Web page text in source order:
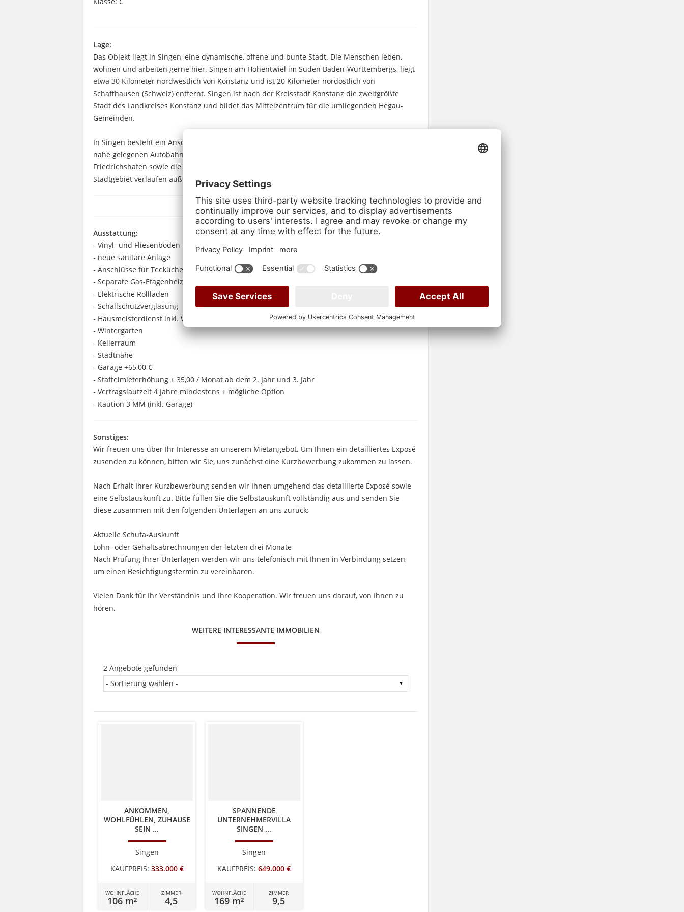
Lage:
Das Objekt liegt in Singen, eine dynamische, offene und bunte Stadt. Die Menschen leben,
wohnen und arbeiten gerne hier. Singen am Hohentwiel im Süden Baden-Württembergs, liegt
etwa 30 Kilometer nordwestlich von Konstanz und ist 20 Kilometer nordöstlich von
Schaffhausen (Schweiz) entfernt. Singen ist nach der Kreisstadt Konstanz die zweitgrößte
Stadt des Landkreises Konstanz und bildet das Mittelzentrum für die umliegenden Hegau-
Gemeinden.
In Singen besteht ein Anschluss an die Bundesautobahn 81 (Stuttgart–Schaffhausen). Am
nahe gelegenen Autobahnkreuz Hegau zweigt die Bundesautobahn 98 nach Stockach und
Friedrichshafen sowie die autobahnähnliche Schnellstraße B 33 nach Konstanz ab. Durch das
Stadtgebiet verlaufen außerdem die Bundesstraßen 34 und 314.
Ausstattung:
- Vinyl- und Fliesenböden
- neue sanitäre Anlage
- Anschlüsse für Teeküche
- Separate Gas-Etagenheizung 2024
- Elektrische Rollläden
- Schallschutzverglasung
- Hausmeisterdienst inkl. Winterdienst
- Wintergarten
- Kellerraum
- Stadtnähe
- Garage +65,00 €
- Staffelmieterhöhung + 35,00 / Monat ab dem 2. Jahr und 3. Jahr
- Vertragslaufzeit 4 Jahre mindestens + mögliche Option
- Kaution 3 MM (inkl. Garage)
Sonstiges:
Wir freuen uns über Ihr Interesse an unserem Mietangebot. Um Ihnen ein detailliertes Exposé
zusenden zu können, bitten wir Sie, uns zunächst eine Kurzbewerbung zukommen zu lassen.
Nach Erhalt Ihrer Kurzbewerbung senden wir Ihnen umgehend das detaillierte Exposé sowie
eine Selbstauskunft zu. Bitte füllen Sie die Selbstauskunft vollständig aus und senden Sie
diese zusammen mit den folgenden Unterlagen an uns zurück:
Aktuelle Schufa-Auskunft
Lohn- oder Gehaltsabrechnungen der letzten drei Monate
Nach Prüfung Ihrer Unterlagen werden wir uns telefonisch mit Ihnen in Verbindung setzen,
um einen Besichtigungstermin zu vereinbaren.
Vielen Dank für Ihr Verständnis und Ihre Kooperation. Wir freuen uns darauf, von Ihnen zu
hören.
WEITERE INTERESSANTE IMMOBILIEN
2 Angebote gefunden
ANKOMMEN,
WOHLFÜHLEN, ZUHAUSE
SEIN ...
Singen
KAUFPREIS: 333.000 €
WOHNFLÄCHE
106 m²
ZIMMER
4,5
SPANNENDE
UNTERNEHMERVILLA
SINGEN ...
Singen
KAUFPREIS: 649.000 €
WOHNFLÄCHE
169 m²
ZIMMER
9,5